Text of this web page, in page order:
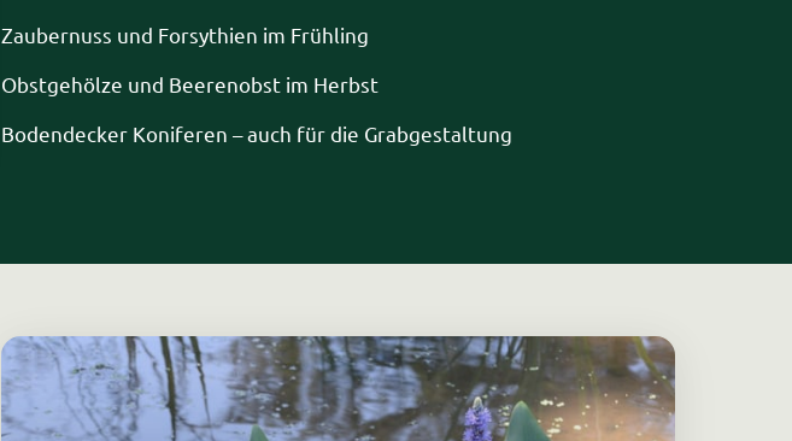
Zaubernuss und Forsythien im Frühling
Obstgehölze und Beerenobst im Herbst
Bodendecker Koniferen – auch für die Grabgestaltung